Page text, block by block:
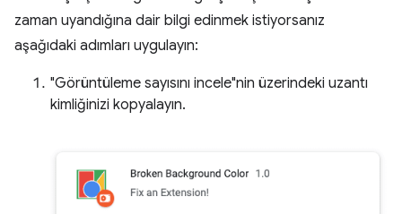
zaman uyandığına dair bilgi edinmek istiyorsanız
aşağıdaki adımları uygulayın:
"Görüntüleme sayısını incele"nin üzerindeki uzantı
kimliğinizi kopyalayın.